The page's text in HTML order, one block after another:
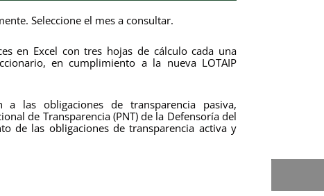
Seleccione el mes a consultar.
en Excel con tres hojas de cálculo cada una
en cumplimiento a la nueva LOTAIP
las obligaciones de transparencia pasiva,
de Transparencia (PNT) de la Defensoría del
de las obligaciones de transparencia activa y